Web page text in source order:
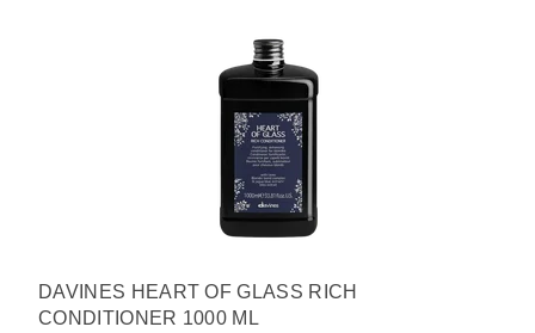
DAVINES HEART OF GLASS RICH
CONDITIONER 1000 ML